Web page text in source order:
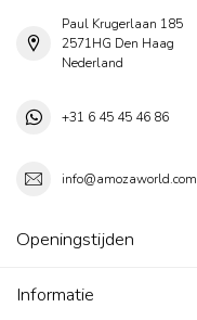
Paul Krugerlaan 185
2571HG Den Haag
Nederland
+31 6 45 45 46 86
info@amozaworld.com
Openingstijden
Informatie